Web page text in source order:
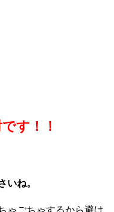
す！！
いね。
ゃごちゃするから避け